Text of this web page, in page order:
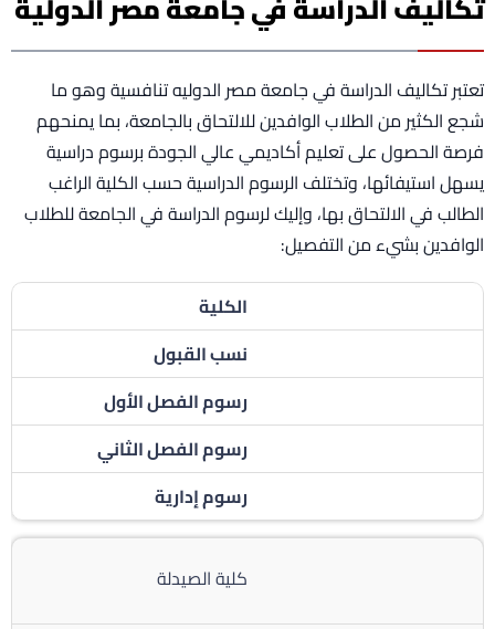
تعتبر تكاليف الدراسة في جامعة مصر الدوليه تنافسية وهو ما
شجع الكثير من الطلاب الوافدين للالتحاق بالجامعة، بما يمنحهم
فرصة الحصول على تعليم أكاديمي عالي الجودة برسوم دراسية
يسهل استيفائها، وتختلف الرسوم الدراسية حسب الكلية الراغب
الطالب في الالتحاق بها، وإليك لرسوم الدراسة في الجامعة للطلاب
الوافدين بشيء من التفصيل:
الكلية
نسب القبول
رسوم الفصل الأول
رسوم الفصل الثاني
رسوم إدارية
كلية الصيدلة